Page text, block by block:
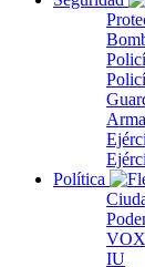
Política
VOX
IU